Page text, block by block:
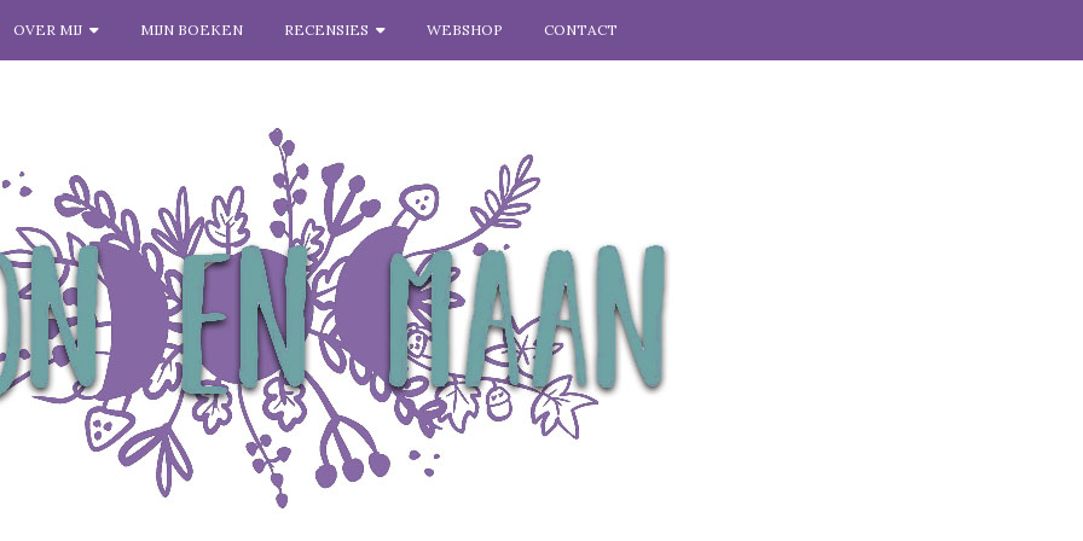
OVER MIJ MIJN BOEKEN RECENSIES WEBSHOP CONTACT